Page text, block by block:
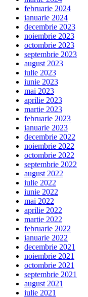
februarie 2024
ianuarie 2024
decembrie 2023
noiembrie 2023
octombrie 2023
septembrie 2023
august 2023
iulie 2023
iunie 2023
mai 2023
aprilie 2023
martie 2023
februarie 2023
ianuarie 2023
decembrie 2022
noiembrie 2022
octombrie 2022
septembrie 2022
august 2022
iulie 2022
iunie 2022
mai 2022
aprilie 2022
martie 2022
februarie 2022
ianuarie 2022
decembrie 2021
noiembrie 2021
octombrie 2021
septembrie 2021
august 2021
iulie 2021